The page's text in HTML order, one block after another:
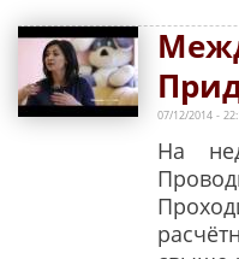
07/12/2014 -
На